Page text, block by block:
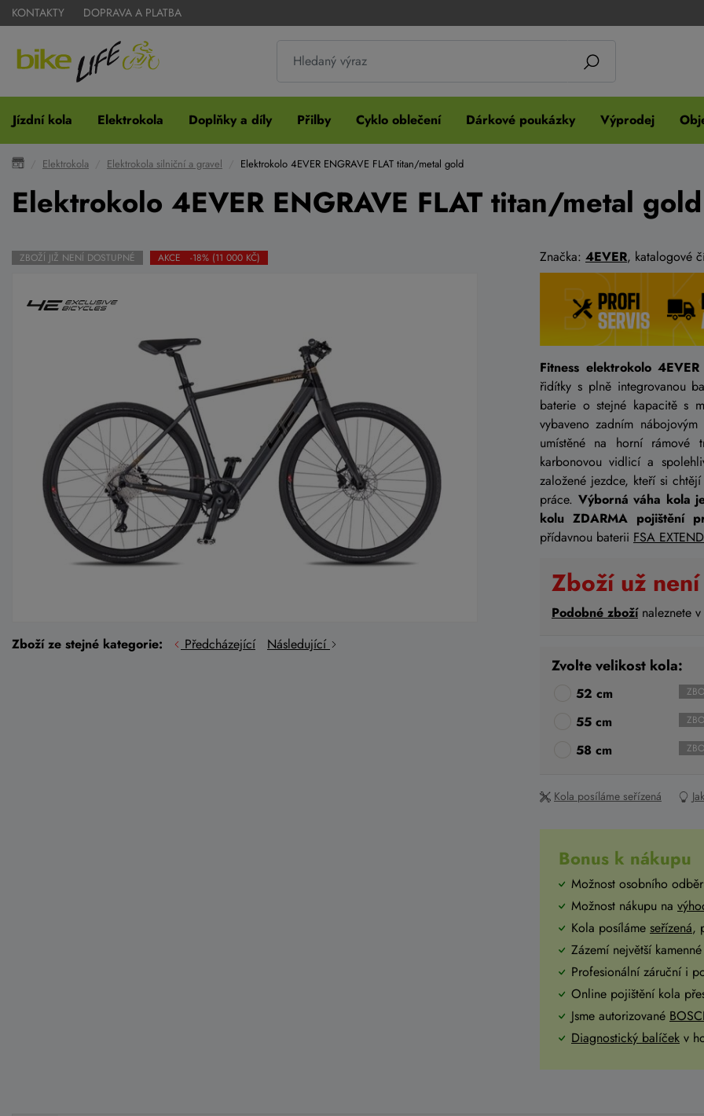
KONTAKTY DOPRAVA A PLATBA
Jízdní kola Elektrokola Doplňky a díly Přilby Cyklo oblečení Dárkové poukázky Výprodej
Elektrokola Elektrokola silniční a gravel Elektrokolo 4EVER ENGRAVE FLAT titan/metal gold
Elektrokolo 4EVER ENGRAVE FLAT titan/metal gold
ZBOŽÍ JIŽ NENÍ DOSTUPNÉ AKCE -18% (11 000 KČ)
Zboží ze stejné kategorie: Předcházející Následující
Značka: 4EVER, katalogové
Fitness elektrokolo
řidítky s plně integrovanou
baterie o stejné kapacitě s
vybaveno zadním nábojovým
umístěné na horní
karbonovou vidlicí a
založené jezdce, kteří si
práce. Výborná váha kola
kolu ZDARMA
přídavnou baterii FSA
Zboží už
Podobné zbožínaleznete
Zvolte velikost kola:
52 cm
55 cm
58 cm
Kola posíláme seřízená
Bonus k nákupu
Možnost osobního
Možnost nákupu na
Kola posíláme seřízená,
Zázemí největší
Profesionální záruční i
Online pojištění kola
Jsme autorizované
Diagnostický balíček v